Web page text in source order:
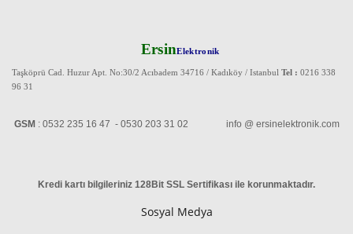
ErsinElektronik
Taşköprü Cad. Huzur Apt. No:30/2 Acıbadem 34716 / Kadıköy / Istanbul Tel : 0216 338
96 31
GSM : 0532 235 16 47 - 0530 203 31 02 info @ ersinelektronik.com
Kredi kartı bilgileriniz 128Bit SSL Sertifikası ile korunmaktadır.
Sosyal Medya